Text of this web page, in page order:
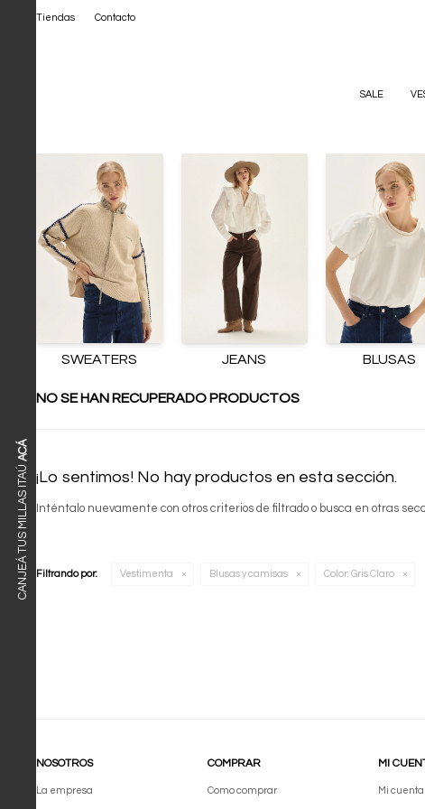
SALE
Tiendas Contacto
CANJEÁ TUS MILLAS ITAÚ
ACÁ
SWEATERS JEANS BLUSAS
NO SE HAN RECUPERADO PRODUCTOS
¡Lo sentimos! No hay productos en esta sección.
Inténtalo nuevamente con otros criterios de filtrado o busca en otras
Filtrando por: Vestimenta Blusas y camisas Color: Gris Claro
NOSOTROS
La empresa
COMPRAR
Como comprar
MI
Mi cuenta